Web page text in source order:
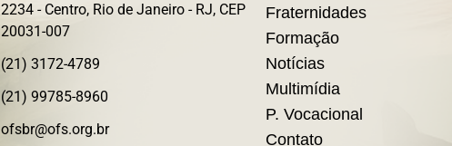
2234 - Centro, Rio de Janeiro - RJ, CEP
20031-007
(21) 3172-4789
(21) 99785-8960
ofsbr@ofs.org.br
Fraternidades
Formação
Notícias
Multimídia
P. Vocacional
Contato